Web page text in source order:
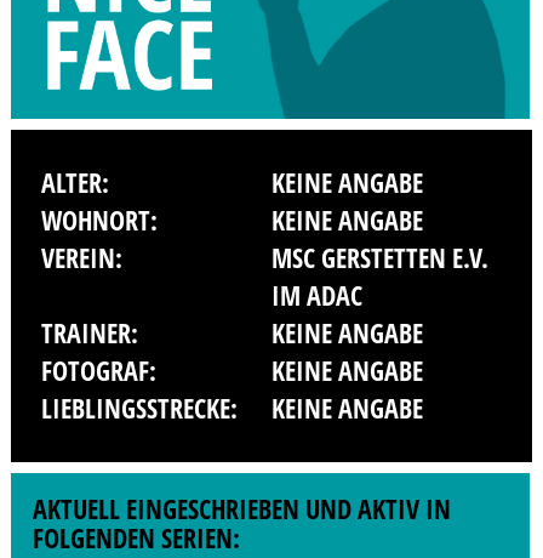
ALTER:
KEINE ANGABE
WOHNORT:
KEINE ANGABE
VEREIN:
MSC GERSTETTEN E.V.
IM ADAC
TRAINER:
KEINE ANGABE
FOTOGRAF:
KEINE ANGABE
LIEBLINGSSTRECKE:
KEINE ANGABE
AKTUELL EINGESCHRIEBEN UND AKTIV IN
FOLGENDEN SERIEN: